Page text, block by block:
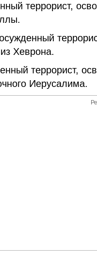
террорист,
Хеврона.
террорист,
Иерусалима.